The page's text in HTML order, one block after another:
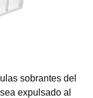
sobrantes del
expulsado al